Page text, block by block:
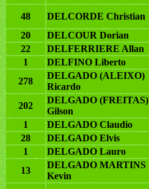
48 DELCORDE Christian
20
DELCOUR Dorian
22
DELFERRIERE Allan
1
DELFINO Liberto
278
DELGADO (ALEIXO)
Ricardo
202
DELGADO (FREITAS)
Gilson
1
DELGADO Claudio
28
DELGADO Elvis
1
DELGADO Lauro
13
DELGADO MARTINS
Kevin